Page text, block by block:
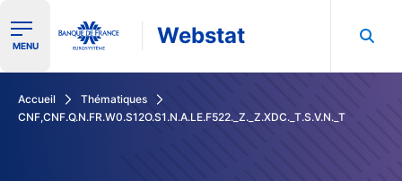
Ouvrir le menu de navigation
MENU Webstat
Accueil
Thématiques
CNF,CNF.Q.N.FR.W0.S12O.S1.N.A.LE.F522._Z._Z.XDC._T.S.V.N._T